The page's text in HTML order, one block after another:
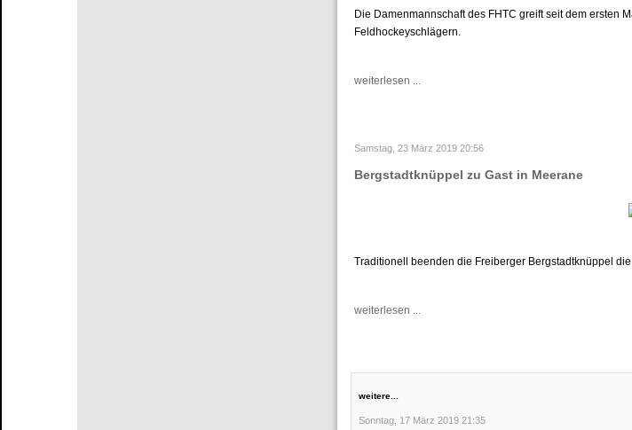
Die Damenmannschaft des FHTC greift seit dem ersten
Feldhockeyschlägern.
weiterlesen ...
Samstag, 23 März 2019 20:56
Bergstadtknüppel zu Gast in Meerane
Traditionell beenden die Freiberger Bergstadtknüppel
weiterlesen ...
weitere...
Sonntag, 17 März 2019 21:35